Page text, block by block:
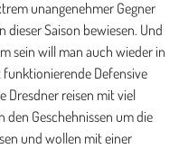
unangenehmer Gegner
dieser Saison bewiesen. Und
sein will man auch wieder in
funktionierende Defensive
Dresdner reisen mit viel
Geschehnissen um die
und wollen mit einer